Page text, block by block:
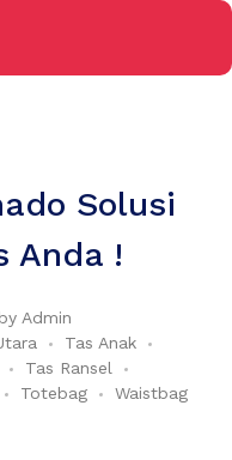
Solusi
Anda !
by Admin
Tas Anak
Tas Ransel
Totebag Waistbag